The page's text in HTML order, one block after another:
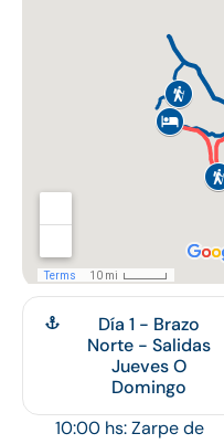
Día 1 - Brazo
Norte - Salidas
Jueves O
Domingo
10:00 hs: Zarpe de